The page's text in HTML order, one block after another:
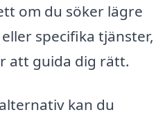
om du söker lägre
specifika tjänster,
att guida dig rätt.
kan du